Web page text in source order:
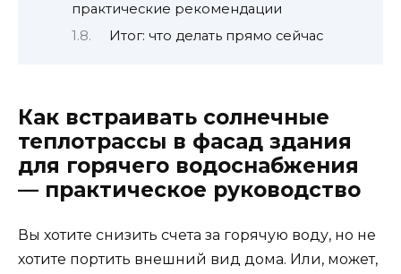
практические рекомендации
Итог: что делать прямо сейчас
Как встраивать солнечные
теплотрассы в фасад здания
для горячего водоснабжения
— практическое руководство
Вы хотите снизить счета за горячую воду, но не
хотите портить внешний вид дома. Или, может,